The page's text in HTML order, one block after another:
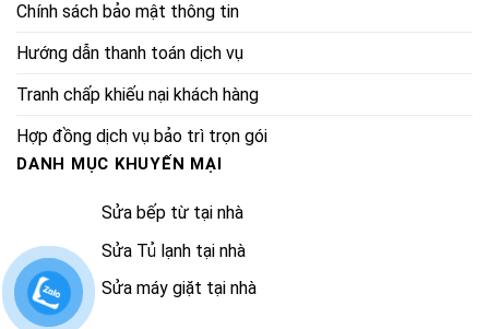
Chính sách bảo mật thông tin
Hướng dẫn thanh toán dịch vụ
Tranh chấp khiếu nại khách hàng
Hợp đồng dịch vụ bảo trì trọn gói
DANH MỤC KHUYẾN MẠI
Sửa bếp từ tại nhà
Sửa Tủ lạnh tại nhà
Sửa máy giặt tại nhà